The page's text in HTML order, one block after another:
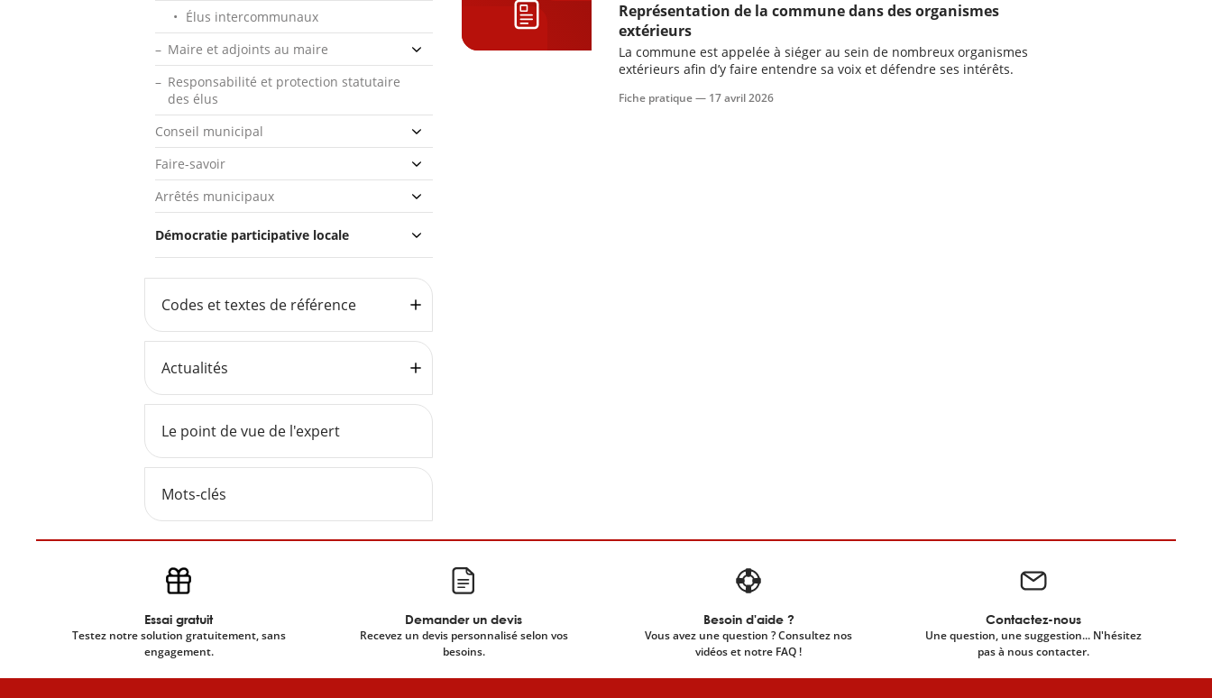
Représentation de la commune dans des organismes
extérieurs
La commune est appelée à siéger au sein de nombreux organismes
extérieurs afin d’y faire entendre sa voix et défendre ses intérêts.
Fiche pratique — 17 avril 2026
Élus intercommunaux
Maire et adjoints au maire
Responsabilité et protection statutaire
des élus
Conseil municipal
Faire-savoir
Arrêtés municipaux
Démocratie participative locale
Codes et textes de référence
Actualités
Le point de vue de l'expert
Mots-clés
Essai gratuit
Testez notre solution gratuitement, sans
engagement.
Demander un devis
Recevez un devis personnalisé selon vos
besoins.
Besoin d'aide ?
Vous avez une question ? Consultez nos
vidéos et notre FAQ !
Contactez-nous
Une question, une suggestion... N'hésitez
pas à nous contacter.